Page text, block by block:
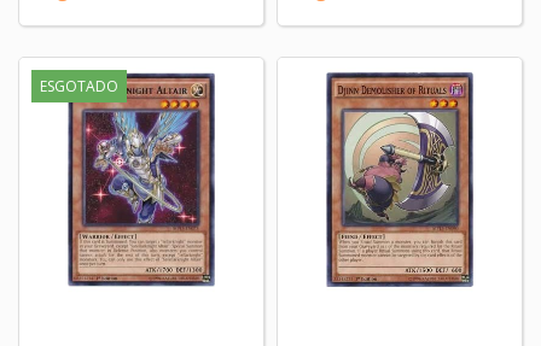
ESGOTADO